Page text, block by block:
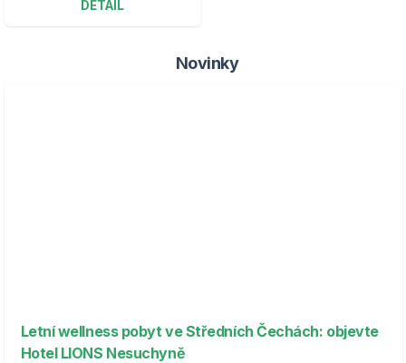
DETAIL
Novinky
Letní wellness pobyt ve Středních Čechách: objevte
Hotel LIONS Nesuchyně